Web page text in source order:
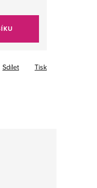
Tisk
Sdílet